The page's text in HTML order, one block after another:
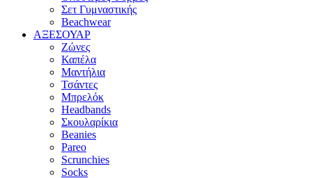
Σετ Γυμναστικής
Beachwear
ΑΞΕΣΟΥΑΡ
Ζώνες
Καπέλα
Μαντήλια
Τσάντες
Μπρελόκ
Headbands
Σκουλαρίκια
Beanies
Pareo
Scrunchies
Socks